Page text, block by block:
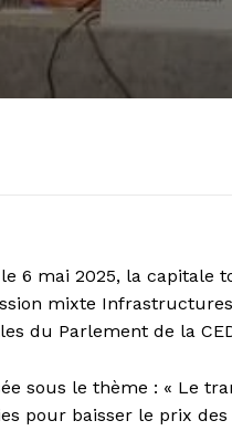
6 mai 2025, la capitale
mixte
du Parlement de la
sous le thème : « Le
pour baisser le prix